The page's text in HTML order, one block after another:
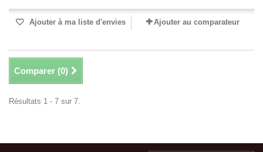
Ajouter à ma liste d'envies Ajouter au comparateur
Comparer (0)
Résultats 1 - 7 sur 7.